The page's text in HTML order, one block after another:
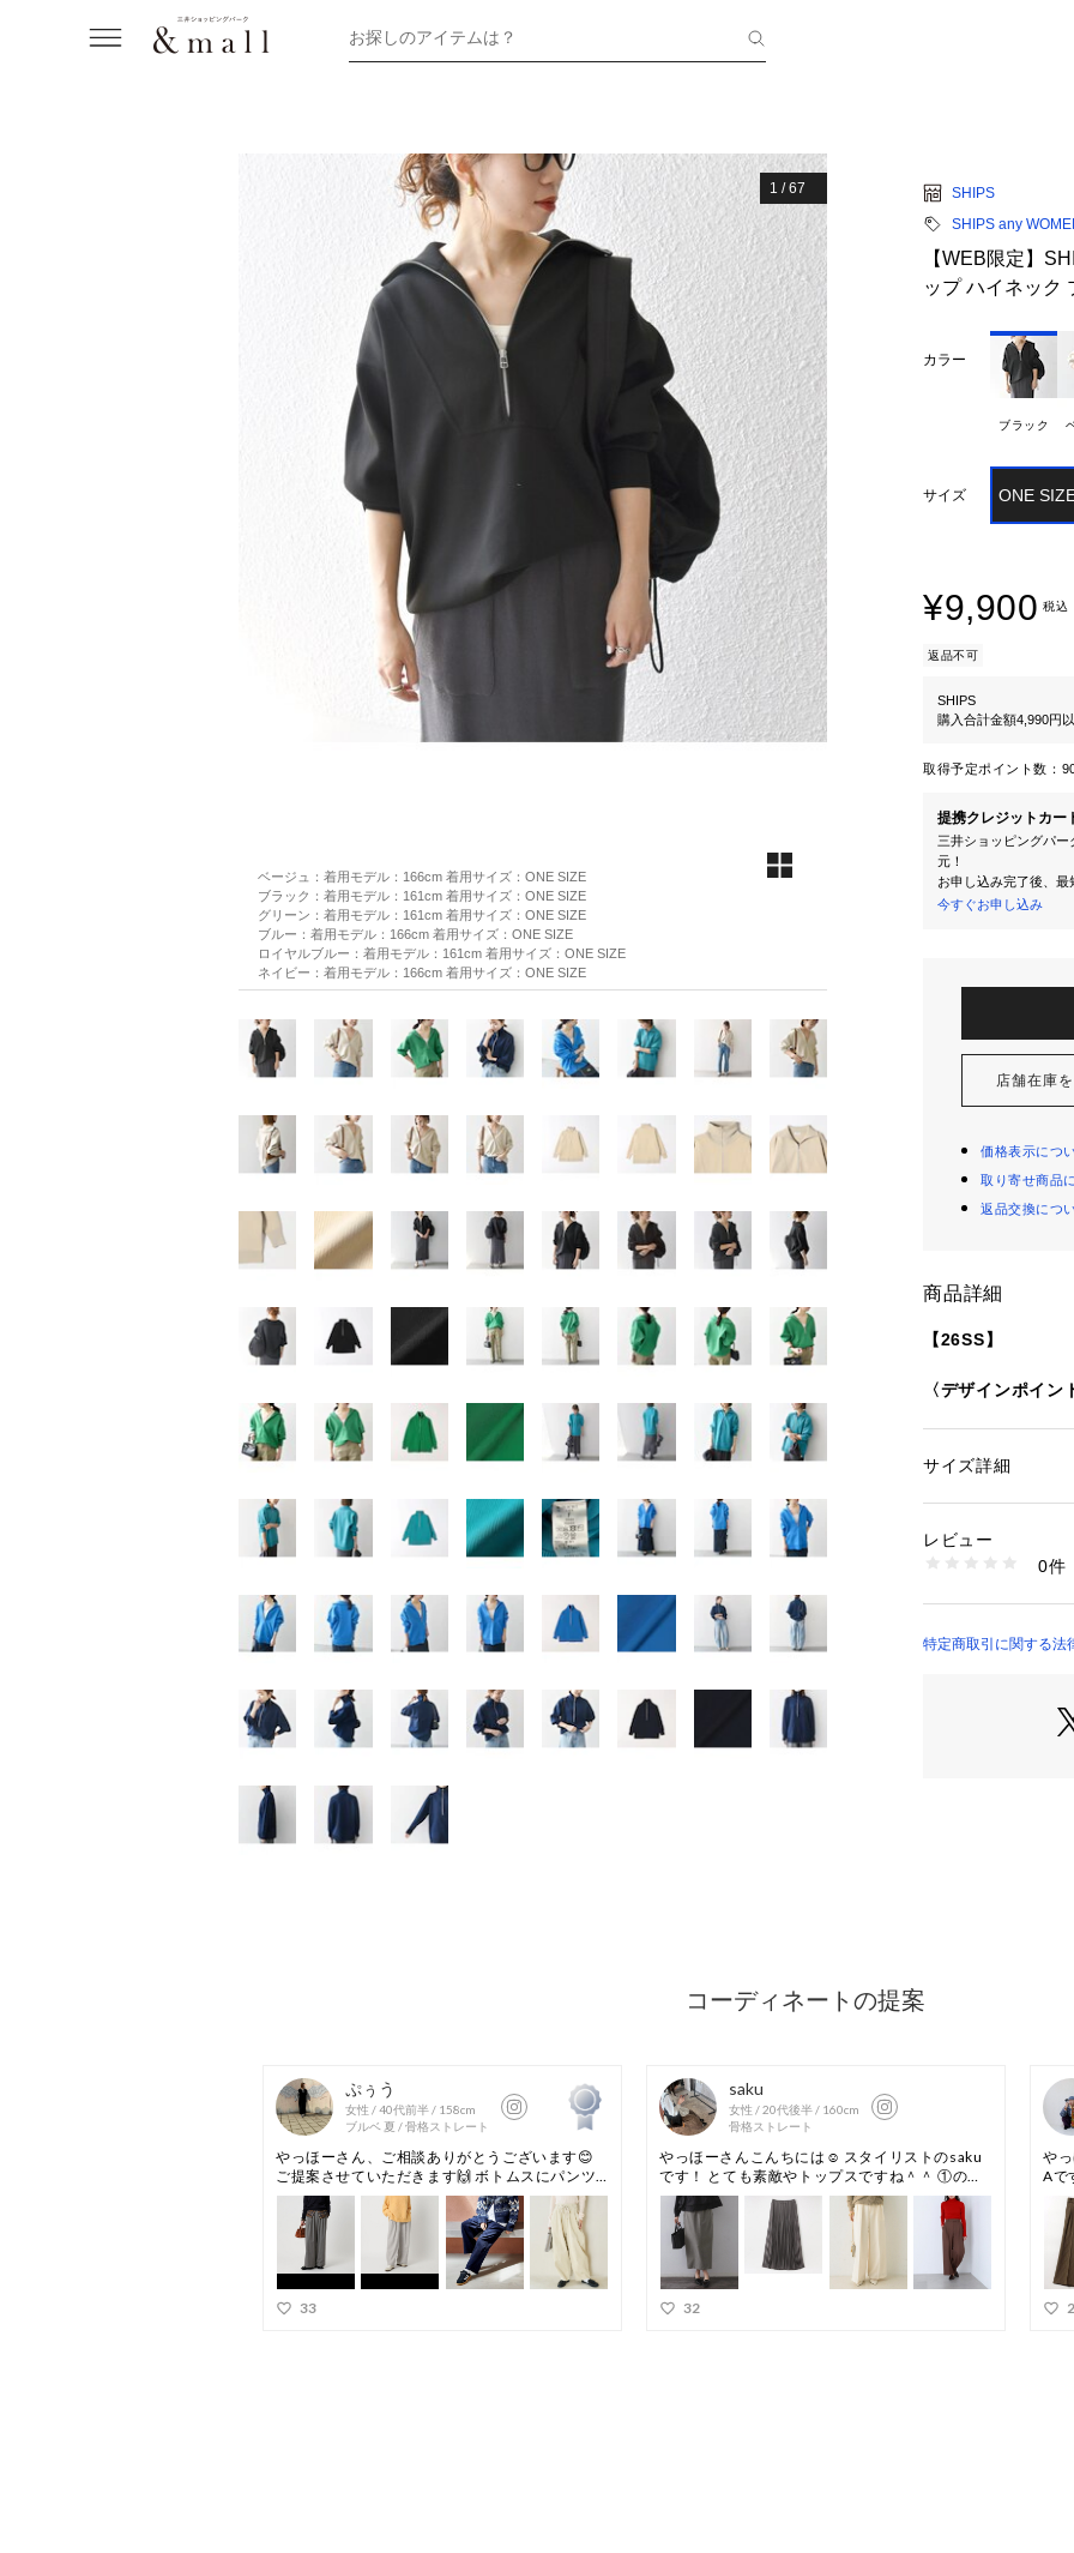
お探しのアイテムは？
1 /67
ベージュ：着用モデル：166cm 着用サイズ：ONE SIZE
ブラック：着用モデル：161cm 着用サイズ：ONE SIZE
グリーン：着用モデル：161cm 着用サイズ：ONE SIZE
ブルー：着用モデル：166cm 着用サイズ：ONE SIZE
ロイヤルブルー：着用モデル：161cm 着用サイズ：ONE SIZE
ネイビー：着用モデル：166cm 着用サイズ：ONE SIZE
SHIPS
SHIPS any
【WEB限定】
ップ ハイネック
カラー
ブラック
サイズ ONE
¥9,900 税込
返品不可
SHIPS
購入合計金額4,990円
取得予定ポイント数：
提携クレジットカー
三井ショッピングパ
元！
お申し込み完了後、最
今すぐお申し込み
店舗在庫
価格表示につ
取り寄せ商品
返品交換につ
商品詳細
【26SS】
〈デザインポイン
よい抜け感を演出
〈生地・素材のポ
詰めて編んだシリ
〈コーディネート
※サイト上のカラ
場合がございます
※着用の際は、バ
への引っ掛かり
※屋外での撮影画
なって見える場合
での詳細画像をご
※末永く愛用頂く
実際の商品と仕様
性別：レディース
商品番号：
726040015 （ショッ
サイズ詳細
レビュー
0件
特定商取引に関する法